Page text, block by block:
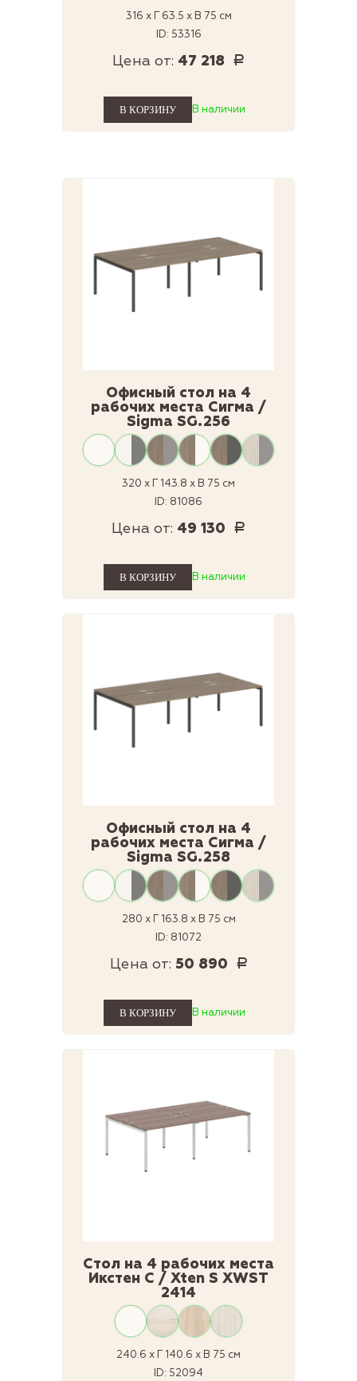
316 x Г 63.5 x В 75 см
ID: 53316
Цена от: 47 218 Р
В наличии
Офисный стол на 4
рабочих места Сигма /
Sigma SG.256
320 x Г 143.8 x В 75 см
ID: 81086
Цена от: 49 130 Р
В наличии
Офисный стол на 4
рабочих места Сигма /
Sigma SG.258
280 x Г 163.8 x В 75 см
ID: 81072
Цена от: 50 890 Р
В наличии
Стол на 4 рабочих места
Икстен С / Xten S XWST
2414
240.6 x Г 140.6 x В 75 см
ID: 52094